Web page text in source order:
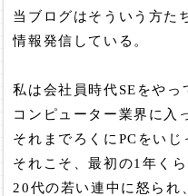
当ブログはそういう方た
情報発信している。
私は会社員時代SEをやっ
コンピューター業界に入
それまでろくにPCをいじ
それこそ、最初の1年くら
20代の若い連中に怒られ